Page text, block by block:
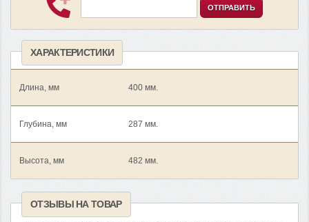
ОТПРАВИТЬ
ХАРАКТЕРИСТИКИ
Длина, мм 400 мм.
Глубина, мм 287 мм.
Высота, мм 482 мм.
ОТЗЫВЫ НА ТОВАР